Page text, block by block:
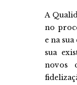
A
no
e na
sua
novos